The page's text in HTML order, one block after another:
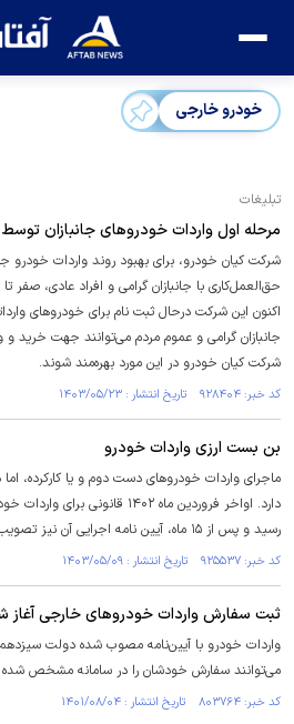
خودرو خارجی
تبلیغات
مرحله اول واردات خودرو‌های جانبازان
شرکت کیان خودرو، برای بهبود روند واردات خودرو
حق‌العمل‌کاری با جانبازان گرامی و افراد عادی، صفر
اکنون این شرکت درحال ثبت نام برای خودرو‌های
جانبازان گرامی و عموم مردم می‌توانند جهت خرید
شرکت کیان خودرو در این مورد بهره‌مند شوند.
کد خبر: ۹۲۸۴۰۴ تاریخ انتشار : ۱۴۰۳/۰۵/۲۳
بن بست ارزی واردات خودرو
ماجرای واردات خودرو‌های دست دوم و یا کارکرده،
دارد. اواخر فروردین ماه ۱۴۰۲
رسید و پس از ۱۵ ماه، آیین نامه اجرایی آن نیز تصویب شد.
کد خبر: ۹۲۵۵۳۷ تاریخ انتشار : ۱۴۰۳/۰۵/۰۹
ثبت سفارش واردات خودرو‌های خارجی آغاز
واردات خودرو با آیین‌نامه مصوب شده دولت
می‌توانند سفارش خودشان را در سامانه مشخص شده
کد خبر: ۸۰۳۷۶۴ تاریخ انتشار : ۱۴۰۱/۰۸/۰۴